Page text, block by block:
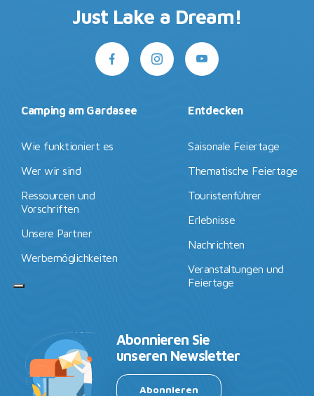
Just Lake a Dream!
Camping am Gardasee
Wie funktioniert es
Wer wir sind
Ressourcen und
Vorschriften
Unsere Partner
Werbemöglichkeiten
Entdecken
Saisonale Feiertage
Thematische Feiertage
Touristenführer
Erlebnisse
Nachrichten
Veranstaltungen und
Feiertage
Abonnieren Sie
unseren Newsletter
Abonnieren